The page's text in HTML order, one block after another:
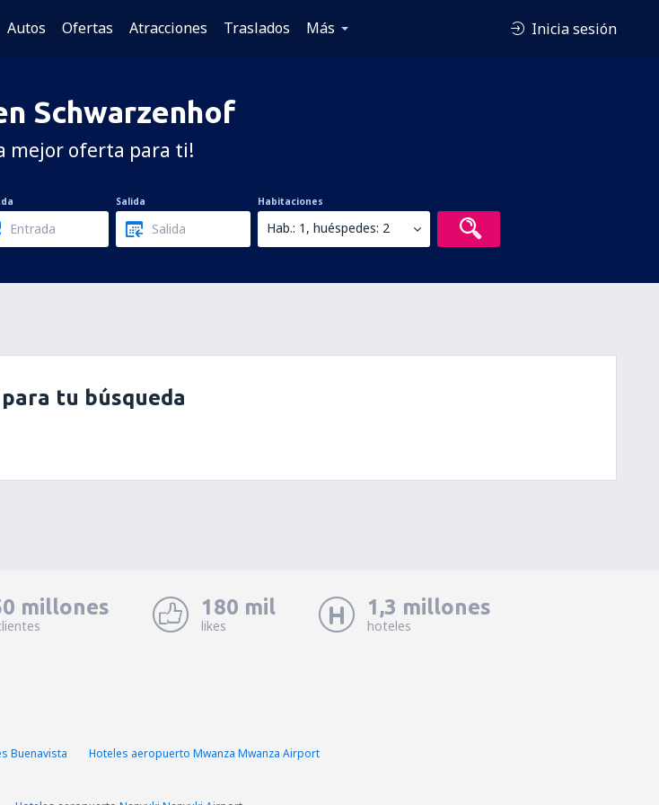
Autos Ofertas Atracciones Traslados Más Inicia sesión
Schwarzenhof
mejor oferta para ti!
Salida Habitaciones
Hab.: 1, huéspedes: 2
tu búsqueda
millones 180 mil
likes
1,3 millones
hoteles
Buenavista
Hoteles aeropuerto Mwanza Mwanza Airport